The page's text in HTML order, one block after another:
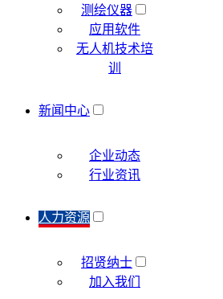
测绘仪器
应用软件
无人机技术培
训
新闻中心
企业动态
行业资讯
人力资源
招贤纳士
加入我们